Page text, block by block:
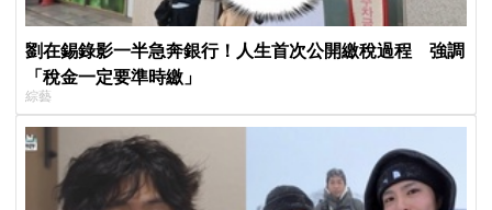
劉在錫錄影一半急奔銀行！人生首次公開繳稅過程 強調
「稅金一定要準時繳」
綜藝